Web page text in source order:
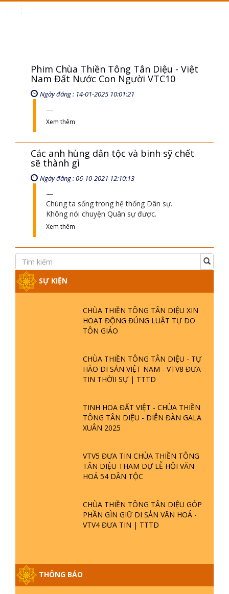
Phim Chùa Thiền Tông Tân Diệu - Việt
Nam Đất Nước Con Người VTC10
Ngày đăng : 14-01-2025 10:01:21
Xem thêm
Các anh hùng dân tộc và binh sỹ chết
sẽ thành gì
Ngày đăng : 06-10-2021 12:10:13
Chúng ta sống trong hệ thống Dân sự.
Không nói chuyện Quân sự được.
Xem thêm
SỰ KIỆN
CHÙA THIỀN TÔNG TÂN DIỆU XIN
HOẠT ĐỘNG ĐÚNG LUẬT TỰ DO
TÔN GIÁO
CHÙA THIỀN TÔNG TÂN DIỆU - TỰ
HÀO DI SẢN VIỆT NAM - VTV8 ĐƯA
TIN THỜII SỰ | TTTD
TINH HOA ĐẤT VIỆT - CHÙA THIỀN
TÔNG TÂN DIỆU - DIỄN ĐÀN GALA
XUÂN 2025
VTV5 ĐƯA TIN CHÙA THIỀN TÔNG
TÂN DIỆU THAM DỰ LỄ HỘI VĂN
HOÁ 54 DÂN TỘC
CHÙA THIỀN TÔNG TÂN DIỆU GÓP
PHẦN GÌN GIỮ DI SẢN VĂN HOÁ -
VTV4 ĐƯA TIN | TTTD
THÔNG BÁO
GIẢI ĐÁP ĐẶC BIỆT P25 - SUỐT 49